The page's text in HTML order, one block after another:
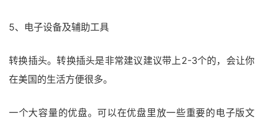
5、电子设备及辅助工具
转换插头。转换插头是非常建议建议带上2-3个的，会让你
在美国的生活方便很多。
一个大容量的优盘。可以在优盘里放一些重要的电子版文